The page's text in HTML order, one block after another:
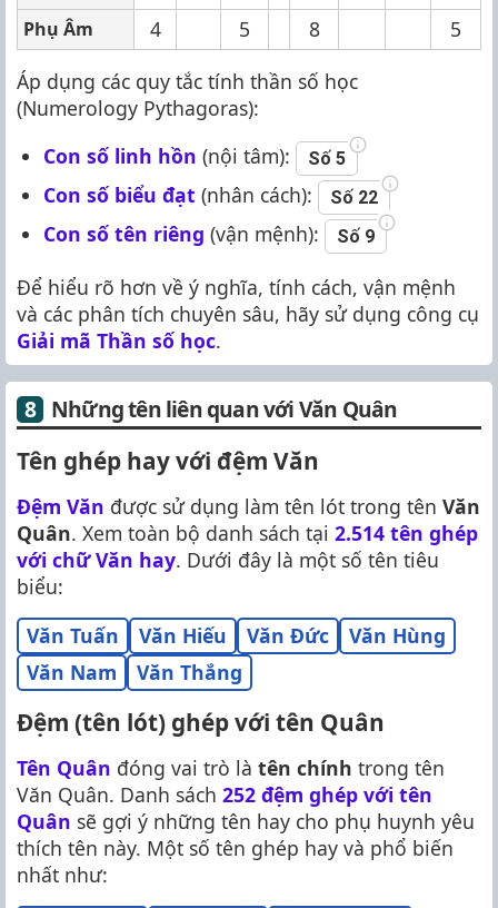
Phụ Âm 4 5 8
5
Áp dụng các quy tắc tính thần số học
(Numerology Pythagoras):
Con số linh hồn (nội tâm): Số 5
Con số biểu đạt (nhân cách): Số 22
Con số tên riêng (vận mệnh): Số 9
Để hiểu rõ hơn về ý nghĩa, tính cách, vận mệnh
và các phân tích chuyên sâu, hãy sử dụng công cụ
Giải mã Thần số học.
Những tên liên quan với Văn Quân
Tên ghép hay với đệm Văn
Đệm Văn được sử dụng làm tên lót trong tên Văn
Quân. Xem toàn bộ danh sách tại 2.514 tên ghép
với chữ Văn hay. Dưới đây là một số tên tiêu
biểu:
Văn Tuấn
Văn Hiếu Văn Đức
Văn Hùng
Văn Nam
Văn Thắng
Đệm (tên lót) ghép với tên Quân
Tên Quân đóng vai trò là tên chính trong tên
Văn Quân. Danh sách 252 đệm ghép với tên
Quân sẽ gợi ý những tên hay cho phụ huynh yêu
thích tên này. Một số tên ghép hay và phổ biến
nhất như: